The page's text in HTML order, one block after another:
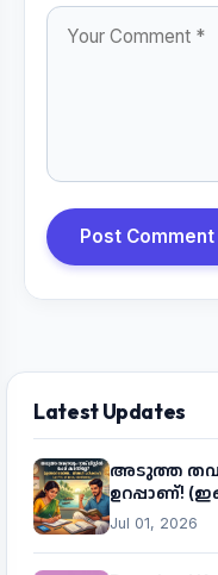
Post Comment
Latest Updates
അടുത്ത
ഉറപ്പാണ്!
Jul 01, 2026